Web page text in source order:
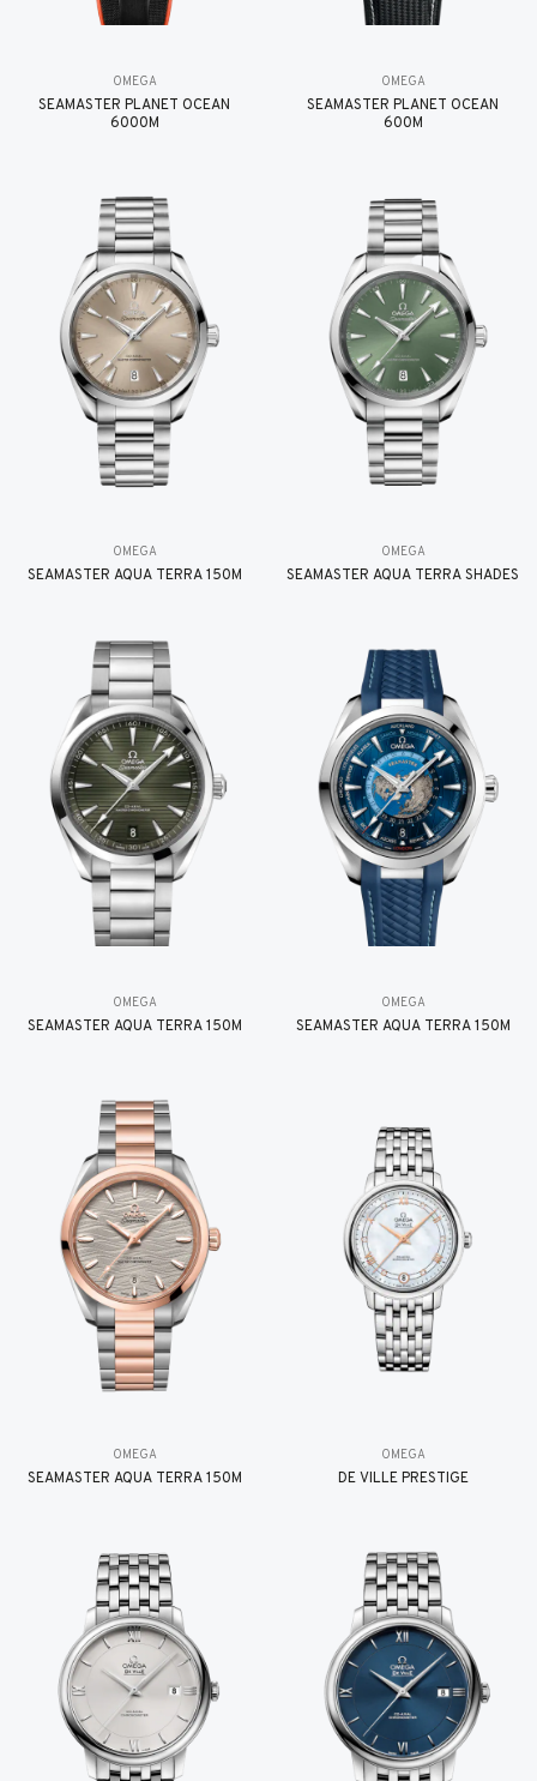
OMEGA
SEAMASTER PLANET OCEAN
6000M
OMEGA
SEAMASTER PLANET OCEAN
600M
OMEGA
SEAMASTER AQUA TERRA 150M
OMEGA
SEAMASTER AQUA TERRA SHADES
OMEGA
SEAMASTER AQUA TERRA 150M
OMEGA
SEAMASTER AQUA TERRA 150M
OMEGA
SEAMASTER AQUA TERRA 150M
OMEGA
DE VILLE PRESTIGE